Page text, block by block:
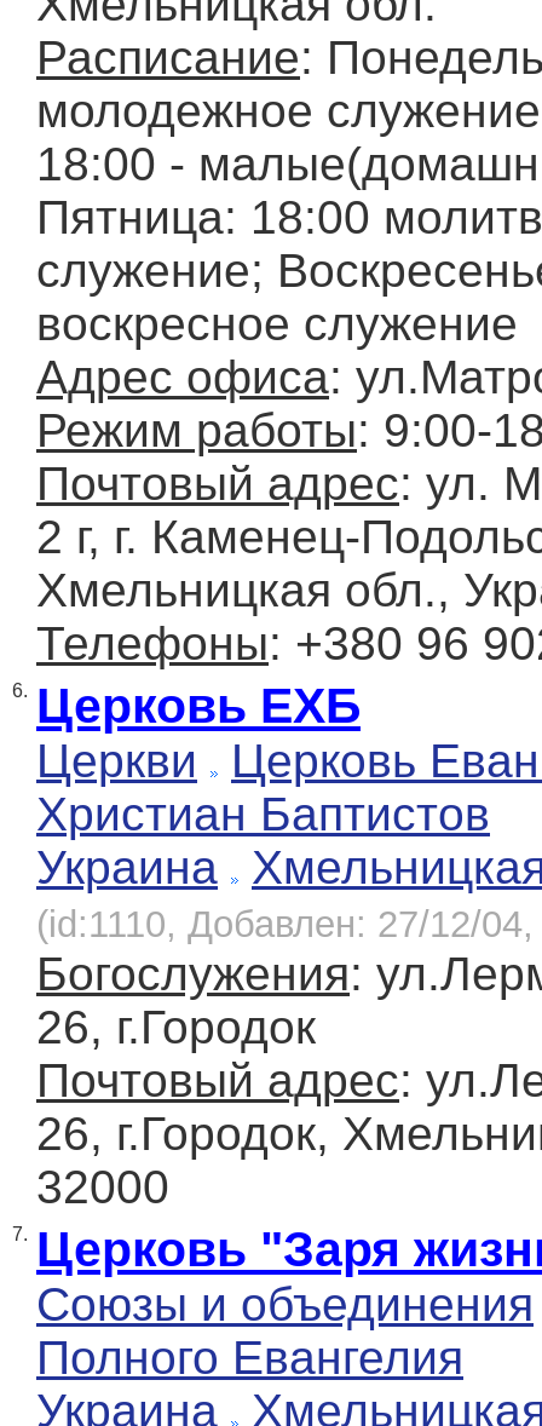
Расписание:
молодежное
18:00 -
Пятница: 18:00
служение;
воскресное служение
Адрес офиса:
Режим работы: 9:00-
Почтовый адрес: ул.
2 г, г. Каменец-
Хмельницкая обл.,
Телефоны: +380 96
6. Церковь ЕХБ
Церкви
Церковь
Христиан Баптистов
Украина
(id:1110, Добавлен: 27/12/
Богослужения:
26, г.Городок
Почтовый адрес:
26, г.Городок,
32000
7. Церковь "Заря
Союзы и объединения
Полного Евангелия
Украина